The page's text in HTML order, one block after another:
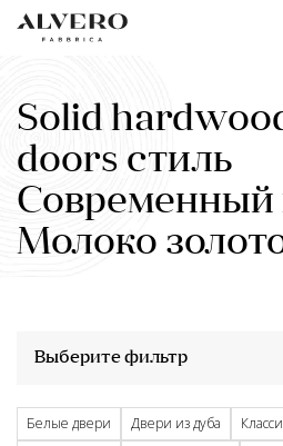
Skip
Solid
doors стиль
Современный
Молоко
Выберите фильтр
Белые двери Двери из дуба